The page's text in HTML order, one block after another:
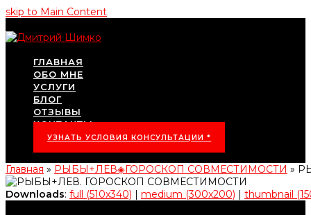
skip to Main Content
ГЛАВНАЯ
ОБО МНЕ
УСЛУГИ
БЛОГ
ОТЗЫВЫ
КОНТАКТЫ
УЗНАТЬ УСЛОВИЯ КОНСУЛЬТАЦИИ *
Главная » РЫБЫ+ЛЕВ◈ГОРОСКОП СОВМЕСТИМОСТИ »
Downloads: full (510x340) | medium (300x200) | thumbnail